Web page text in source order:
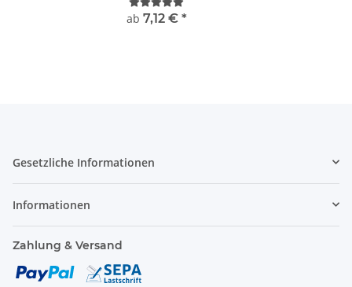
ab 7,12 € *
Gesetzliche Informationen
Informationen
Zahlung & Versand